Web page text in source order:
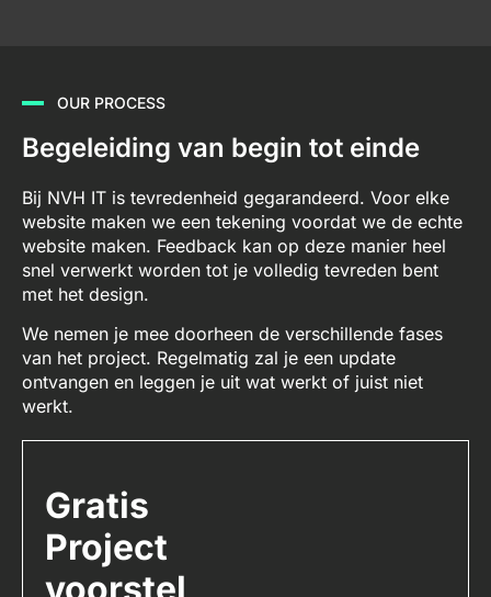
OUR PROCESS
Begeleiding van begin tot einde
Bij NVH IT is tevredenheid gegarandeerd. Voor elke
website maken we een tekening voordat we de echte
website maken. Feedback kan op deze manier heel
snel verwerkt worden tot je volledig tevreden bent
met het design.
We nemen je mee doorheen de verschillende fases
van het project. Regelmatig zal je een update
ontvangen en leggen je uit wat werkt of juist niet
werkt.
Gratis
Project